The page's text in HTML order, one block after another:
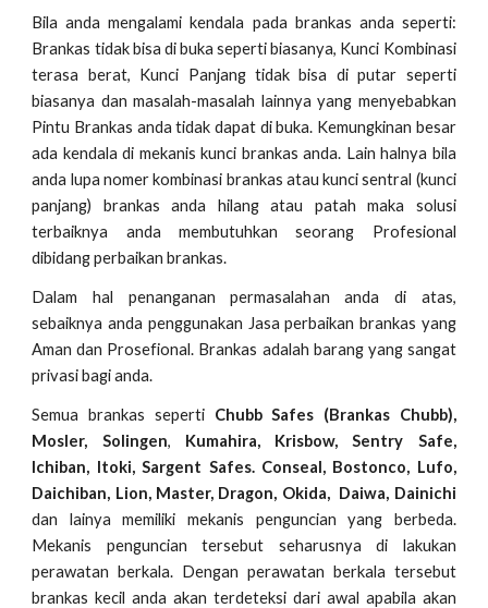
Bila anda mengalami kendala pada brankas anda seperti:
Brankas tidak bisa di buka seperti biasanya, Kunci Kombinasi
terasa berat, Kunci Panjang tidak bisa di putar seperti
biasanya dan masalah-masalah lainnya yang menyebabkan
Pintu Brankas anda tidak dapat di buka. Kemungkinan besar
ada kendala di mekanis kunci brankas anda. Lain halnya bila
anda lupa nomer kombinasi brankas atau kunci sentral (kunci
panjang) brankas anda hilang atau patah maka solusi
terbaiknya anda membutuhkan seorang Profesional
dibidang perbaikan brankas.
Dalam hal penanganan permasalahan anda di atas,
sebaiknya anda penggunakan Jasa perbaikan brankas yang
Aman dan Prosefional. Brankas adalah barang yang sangat
privasi bagi anda.
Semua brankas seperti Chubb Safes (Brankas Chubb),
Mosler, Solingen, Kumahira, Krisbow, Sentry Safe,
Ichiban, Itoki, Sargent Safes. Conseal, Bostonco, Lufo,
Daichiban, Lion, Master, Dragon, Okida, Daiwa, Dainichi
dan lainya memiliki mekanis penguncian yang berbeda.
Mekanis penguncian tersebut seharusnya di lakukan
perawatan berkala. Dengan perawatan berkala tersebut
brankas kecil anda akan terdeteksi dari awal apabila akan